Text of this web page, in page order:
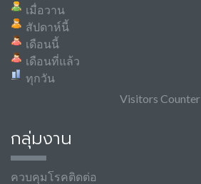
เมื่อวาน
สัปดาห์นี้
เดือนนี้
เดือนที่แล้ว
ทุกวัน
Visitors Counter
กลุ่มงาน
ควบคุมโรคติดต่อ